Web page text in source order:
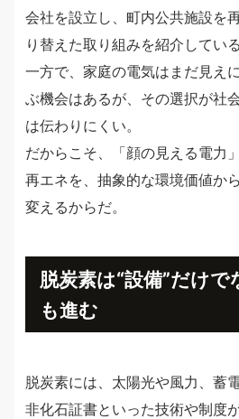
会社を設立し、町内公共施設を
り替えた取り組みを紹介している
一方で、家庭の電気はまだ見え
ぶ機会はあるが、その選択が社
は伝わりにくい。
だからこそ、「顔の見える電力」
再エネを、抽象的な環境価値か
変えるからだ。
脱炭素は“設備”だけで
も進む
脱炭素には、太陽光や風力、蓄
非化石証書といった技術や制度